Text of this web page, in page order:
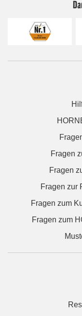
Fragen
Fragen
Fragen zur
Fragen zum
Fragen zum